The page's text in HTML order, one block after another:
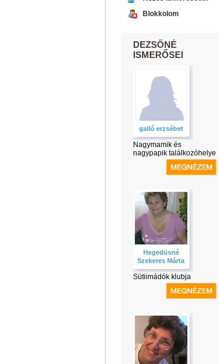
Blokkolom
DEZSŐNÉ
ISMERŐSEI
galló erzsébet
Nagymamik és
nagypapik találkozóhelye
Hegedüsné
Szekeres Márta
Sütiimádók klubja